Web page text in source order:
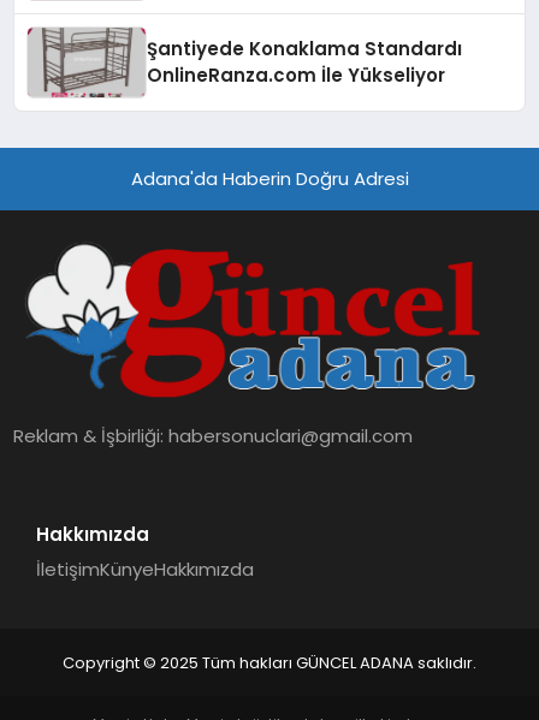
Şantiyede Konaklama Standardı
OnlineRanza.com İle Yükseliyor
Adana'da Haberin Doğru Adresi
Reklam & İşbirliği:habersonuclari@gmail.com
Hakkımızda
İletişimKünyeHakkımızda
Copyright © 2025 Tüm hakları GÜNCEL ADANA saklıdır.